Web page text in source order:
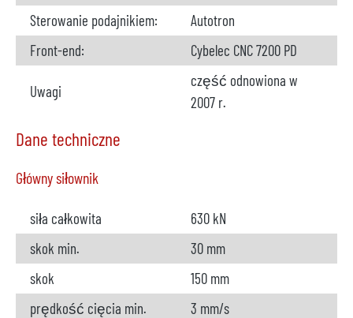
Sterowanie podajnikiem:
Autotron
Front-end:
Cybelec CNC 7200 PD
Uwagi
część odnowiona w
2007 r.
Dane techniczne
Główny siłownik
siła całkowita
630 kN
skok min.
30 mm
skok
150 mm
prędkość cięcia min.
3 mm/s